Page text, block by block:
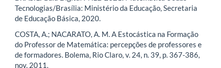
Tecnologias/Brasília: Ministério da Educação, Secretaria
de Educação Básica, 2020.
COSTA, A.; NACARATO, A. M. A Estocástica na Formação
do Professor de Matemática: percepções de professores e
de formadores. Bolema, Rio Claro, v. 24, n. 39, p. 367-386,
nov. 2011.